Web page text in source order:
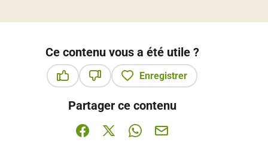
Ce contenu vous a été utile ?
Enregistrer
Partager ce contenu
Partager sur Facebook (nouvelle fenêtre)
Partager sur X / Twitter (nouvelle
Partager sur WhatsApp
Partager par mail